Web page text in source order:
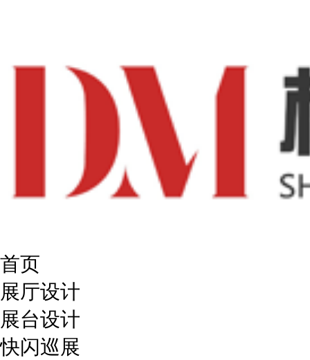
首页
展厅设计
展台设计
快闪巡展